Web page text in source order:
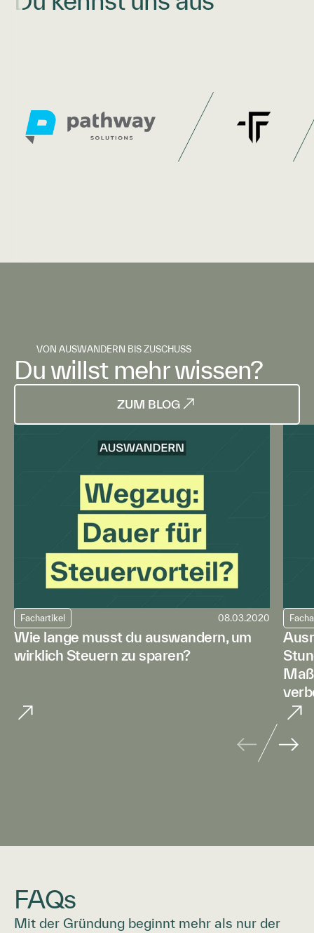
VON AUSWANDERN BIS ZUSCHUSS
Du willst mehr wissen?
ZUM BLOG
Fachartikel 08.03.2020
Wie lange musst du auswandern, um
wirklich Steuern zu sparen?
FAQs
Mit der Gründung beginnt mehr als nur der